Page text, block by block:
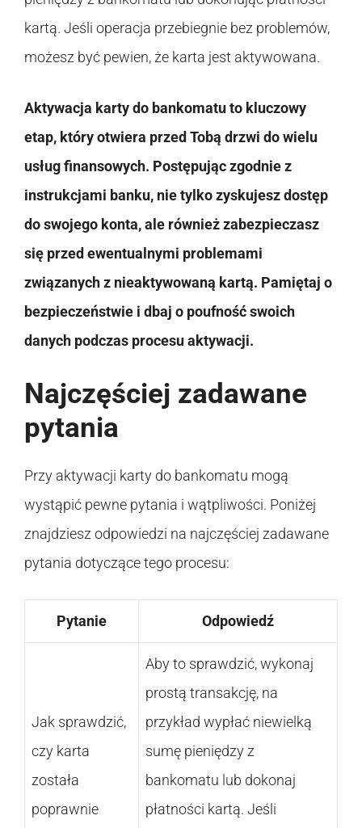
kartą. Jeśli operacja przebiegnie bez problemów,
możesz być pewien, że karta jest aktywowana.
Aktywacja karty do bankomatu to kluczowy
etap, który otwiera przed Tobą drzwi do wielu
usług finansowych. Postępując zgodnie z
instrukcjami banku, nie tylko zyskujesz dostęp
do swojego konta, ale również zabezpieczasz
się przed ewentualnymi problemami
związanych z nieaktywowaną kartą. Pamiętaj o
bezpieczeństwie i dbaj o poufność swoich
danych podczas procesu aktywacji.
Najczęściej zadawane
pytania
Przy aktywacji karty do bankomatu mogą
wystąpić pewne pytania i wątpliwości. Poniżej
znajdziesz odpowiedzi na najczęściej zadawane
pytania dotyczące tego procesu:
Pytanie Odpowiedź
Jak sprawdzić,
czy karta
została
poprawnie
Aby to sprawdzić, wykonaj
prostą transakcję, na
przykład wypłać niewielką
sumę pieniędzy z
bankomatu lub dokonaj
płatności kartą. Jeśli